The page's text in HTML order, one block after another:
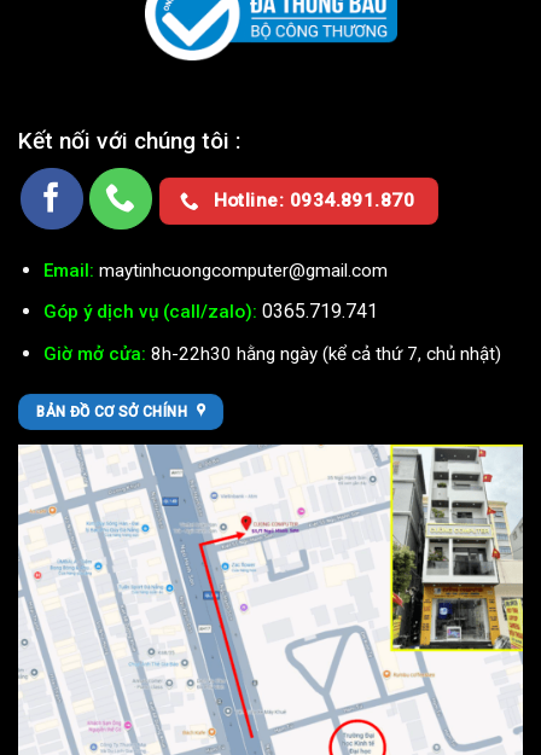
Kết nối với chúng tôi :
Hotline: 0934.891.870
Email: maytinhcuongcomputer@gmail.com
Góp ý dịch vụ (call/zalo): 0365.719.741
Giờ mở cửa: 8h-22h30 hằng ngày (kể cả thứ 7, chủ nhật)
BẢN ĐỒ CƠ SỞ CHÍNH